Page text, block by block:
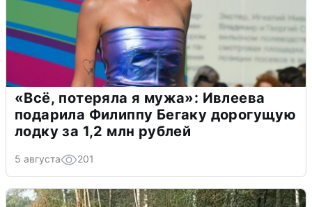
«Всё, потеряла я мужа»: Ивлеева
подарила Филиппу Бегаку дорогущую
лодку за 1,2 млн рублей
5 августа 201